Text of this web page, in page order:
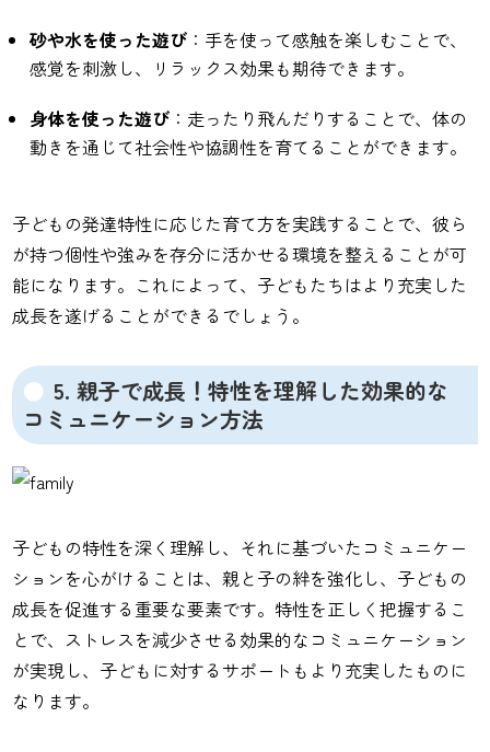
砂や水を使った遊び ：手を使って感触を楽しむことで、
感覚を刺激し、リラックス効果も期待できます。
身体を使った遊び ：走ったり飛んだりすることで、体の
動きを通じて社会性や協調性を育てることができます。
子どもの発達特性に応じた育て方を実践することで、彼ら
が持つ個性や強みを存分に活かせる環境を整えることが可
能になります。これによって、子どもたちはより充実した
成長を遂げることができるでしょう。
5. 親子で成長！特性を理解した効果的な
コミュニケーション方法
子どもの特性を深く理解し、それに基づいたコミュニケー
ションを心がけることは、親と子の絆を強化し、子どもの
成長を促進する重要な要素です。特性を正しく把握するこ
とで、ストレスを減少させる効果的なコミュニケーション
が実現し、子どもに対するサポートもより充実したものに
なります。